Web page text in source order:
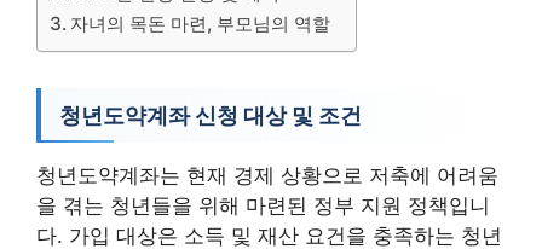
자녀의 목돈 마련, 부모님의 역할
청년도약계좌 신청 대상 및 조건
청년도약계좌는 현재 경제 상황으로 저축에 어려움
을 겪는 청년들을 위해 마련된 정부 지원 정책입니
다. 가입 대상은 소득 및 재산 요건을 충족하는 청년